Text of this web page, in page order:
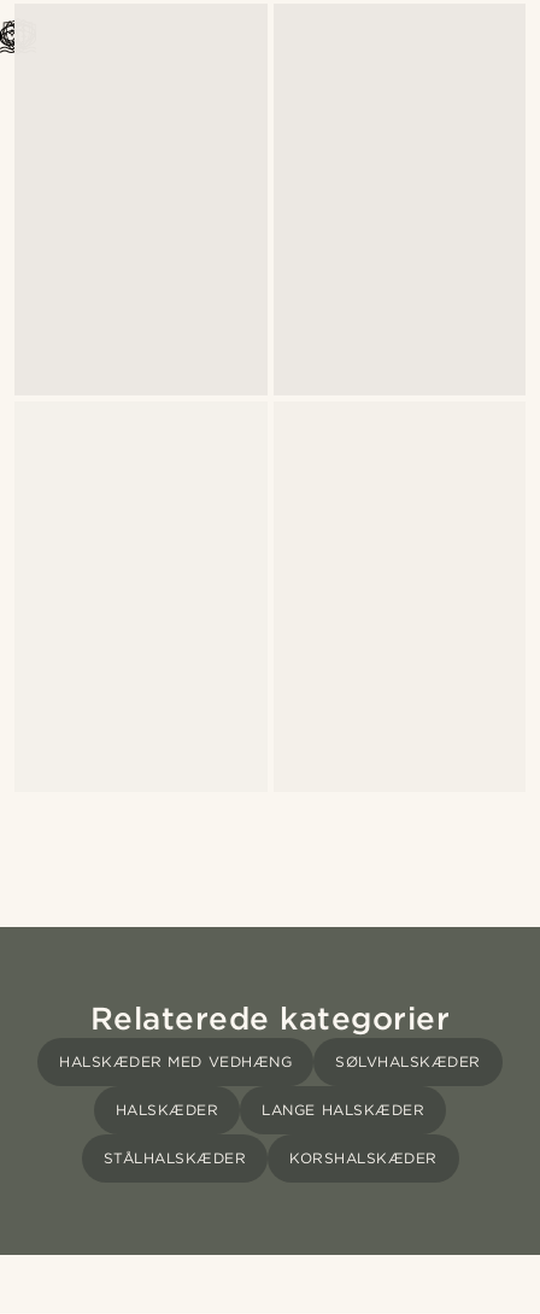
Relaterede kategorier
HALSKÆDER MED VEDHÆNG SØLVHALSKÆDER
HALSKÆDER LANGE HALSKÆDER
STÅLHALSKÆDER KORSHALSKÆDER